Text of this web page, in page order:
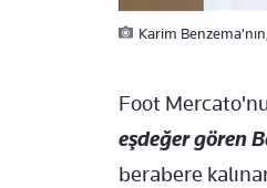
Karim
Foot
eşdeğer gören
berabere